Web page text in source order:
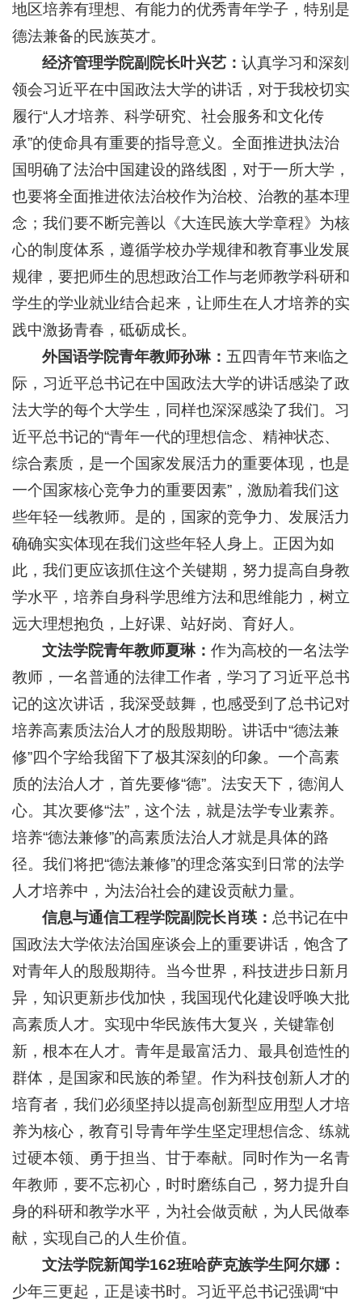
地区培养有理想、有能力的优秀青年学子，特别是
德法兼备的民族英才。
经济管理学院副院长叶兴艺：认真学习和深刻
领会习近平在中国政法大学的讲话，对于我校切实
履行“人才培养、科学研究、社会服务和文化传
承”的使命具有重要的指导意义。全面推进执法治
国明确了法治中国建设的路线图，对于一所大学，
也要将全面推进依法治校作为治校、治教的基本理
念；我们要不断完善以《大连民族大学章程》为核
心的制度体系，遵循学校办学规律和教育事业发展
规律，要把师生的思想政治工作与老师教学科研和
学生的学业就业结合起来，让师生在人才培养的实
践中激扬青春，砥砺成长。
外国语学院青年教师孙琳： 五四青年节来临之
际，习近平总书记在中国政法大学的讲话感染了政
法大学的每个大学生，同样也深深感染了我们。习
近平总书记的“青年一代的理想信念、精神状态、
综合素质，是一个国家发展活力的重要体现，也是
一个国家核心竞争力的重要因素”，激励着我们这
些年轻一线教师。是的，国家的竞争力、发展活力
确确实实体现在我们这些年轻人身上。正因为如
此，我们更应该抓住这个关键期，努力提高自身教
学水平，培养自身科学思维方法和思维能力，树立
远大理想抱负，上好课、站好岗、育好人。
文法学院青年教师夏琳：作为高校的一名法学
教师，一名普通的法律工作者，学习了习近平总书
记的这次讲话，我深受鼓舞，也感受到了总书记对
培养高素质法治人才的殷殷期盼。讲话中“德法兼
修”四个字给我留下了极其深刻的印象。一个高素
质的法治人才，首先要修“德”。法安天下，德润人
心。其次要修“法”，这个法，就是法学专业素养。
培养“德法兼修”的高素质法治人才就是具体的路
径。我们将把“德法兼修”的理念落实到日常的法学
人才培养中，为法治社会的建设贡献力量。
信息与通信工程学院副院长肖瑛： 总书记在中
国政法大学依法治国座谈会上的重要讲话，饱含了
对青年人的殷殷期待。当今世界，科技进步日新月
异，知识更新步伐加快，我国现代化建设呼唤大批
高素质人才。实现中华民族伟大复兴，关键靠创
新，根本在人才。青年是最富活力、最具创造性的
群体，是国家和民族的希望。作为科技创新人才的
培育者，我们必须坚持以提高创新型应用型人才培
养为核心，教育引导青年学生坚定理想信念、练就
过硬本领、勇于担当、甘于奉献。同时作为一名青
年教师，要不忘初心，时时磨练自己，努力提升自
身的科研和教学水平，为社会做贡献，为人民做奉
献，实现自己的人生价值。
文法学院新闻学162班哈萨克族学生阿尔娜：
少年三更起，正是读书时。习近平总书记强调“中